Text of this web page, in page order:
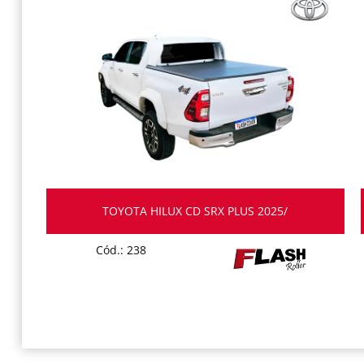
TOYOTA HILUX CD SRX PLUS 2025/
Cód.: 238